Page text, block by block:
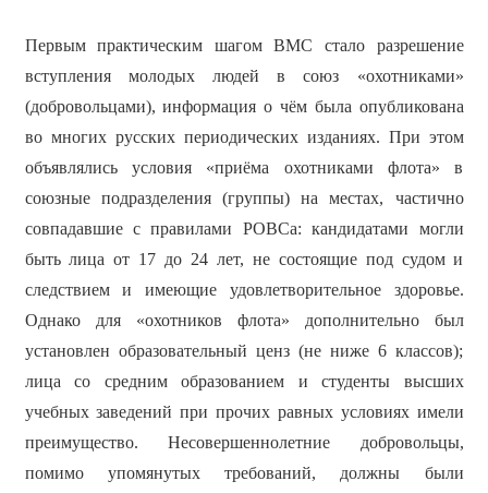
Первым практическим шагом ВМС стало разрешение
вступления молодых людей в союз «охотниками»
(добровольцами), информация о чём была опубликована
во многих русских периодических изданиях. При этом
объявлялись условия «приёма охотниками флота» в
союзные подразделения (группы) на местах, частично
совпадавшие с правилами РОВСа: кандидатами могли
быть лица от 17 до 24 лет, не состоящие под судом и
следствием и имеющие удовлетворительное здоровье.
Однако для «охотников флота» дополнительно был
установлен образовательный ценз (не ниже 6 классов);
лица со средним образованием и студенты высших
учебных заведений при прочих равных условиях имели
преимущество. Несовершеннолетние добровольцы,
помимо упомянутых требований, должны были